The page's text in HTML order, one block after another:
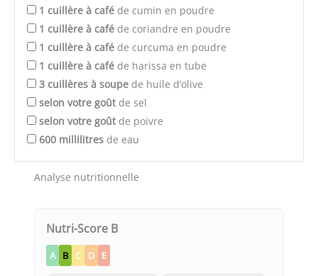
1 cuillère à café de cumin en poudre
1 cuillère à café de coriandre en poudre
1 cuillère à café de curcuma en poudre
1 cuillère à café de harissa en tube
3 cuillères à soupe de huile d’olive
selon votre goût de sel
selon votre goût de poivre
600 millilitres de eau
Analyse nutritionnelle
Nutri-Score B
A B C D E